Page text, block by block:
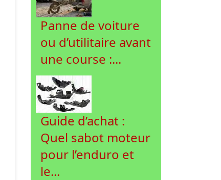
Panne de voiture
ou d’utilitaire avant
une course :...
Guide d’achat :
Quel sabot moteur
pour l’enduro et
le...